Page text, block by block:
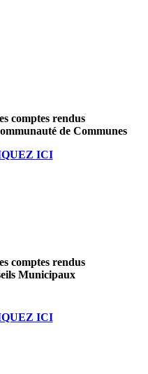
comptes rendus
de Communes
ICI
comptes rendus
Municipaux
ICI